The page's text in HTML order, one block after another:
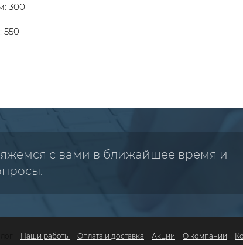
300
550
с вами в ближайшее время и
Наши работы Оплата и доставка Акции О компании